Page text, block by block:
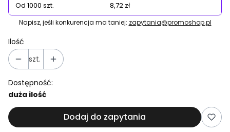
Od 1000 szt.
8,72 zł
Napisz, jeśli konkurencja ma taniej: zapytania@promoshop.pl
Ilość
szt.
Dostępność:
duża ilość
Dodaj do zapytania